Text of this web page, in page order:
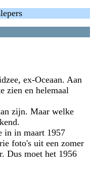
ex-Oceaan. Aan
zien en helemaal
zijn. Maar welke
in in maart 1957
foto's uit een zomer
Dus moet het 1956